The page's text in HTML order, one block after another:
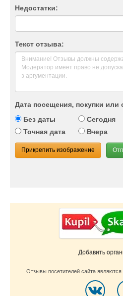
Недостатки:
Текст отзыва:
Дата посещения, покупки или
Без даты
Сегодня
Точная дата
Вчера
Прикрепить изображение
Добавить
Отзывы посетителей сайта